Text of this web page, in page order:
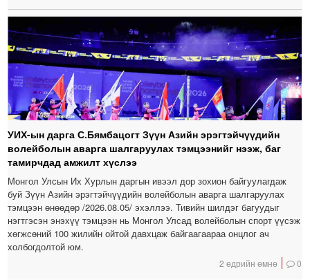
УИХ-ын дарга С.Бямбацогт Зүүн Азийн эрэгтэйчүүдийн
волейболын аварга шалгаруулах тэмцээнийг нээж, баг
тамирчдад амжилт хүслээ
Монгол Улсын Их Хурлын даргын ивээл дор зохион байгуулагдаж
буй Зүүн Азийн эрэгтэйчүүдийн волейболын аварга шалгаруулах
тэмцээн өнөөдөр /2026.08.05/ эхэллээ. Тивийн шилдэг багуудыг
нэгтгэсэн энэхүү тэмцээн нь Монгол Улсад волейболын спорт үүсэж
хөгжсөний 100 жилийн ойтой давхцаж байгаагаараа онцлог ач
холбогдолтой юм.
2 өдрийн өмнө 0